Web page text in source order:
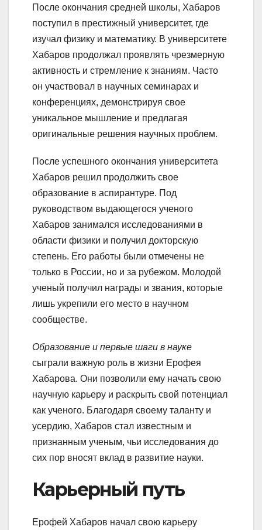
После окончания средней школы, Хабаров
поступил в престижный университет, где
изучал физику и математику. В университете
Хабаров продолжал проявлять чрезмерную
активность и стремление к знаниям. Часто
он участвовал в научных семинарах и
конференциях, демонстрируя свое
уникальное мышление и предлагая
оригинальные решения научных проблем.
После успешного окончания университета
Хабаров решил продолжить свое
образование в аспирантуре. Под
руководством выдающегося ученого
Хабаров занимался исследованиями в
области физики и получил докторскую
степень. Его работы были отмечены не
только в России, но и за рубежом. Молодой
ученый получил награды и звания, которые
лишь укрепили его место в научном
сообществе.
Образование и первые шаги в науке
сыграли важную роль в жизни Ерофея
Хабарова. Они позволили ему начать свою
научную карьеру и раскрыть свой потенциал
как ученого. Благодаря своему таланту и
усердию, Хабаров стал известным и
признанным ученым, чьи исследования до
сих пор вносят вклад в развитие науки.
Карьерный путь
Ерофей Хабаров начал свою карьеру